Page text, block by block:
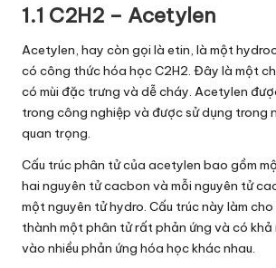
1.1 C2H2 – Acetylen
Acetylen, hay còn gọi là etin, là một
có công thức hóa học C2H2. Đây là một
có mùi đặc trưng và dễ cháy. Acetylen
trong công nghiệp và được sử dụng trong
quan trọng.
Cấu trúc phân tử của acetylen bao gồm
hai nguyên tử cacbon và mỗi nguyên tử
một nguyên tử hydro. Cấu trúc này làm
thành một phân tử rất phản ứng và có khả
vào nhiều phản ứng hóa học khác nhau.